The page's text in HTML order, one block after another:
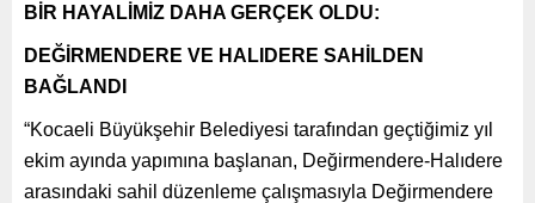
BİR HAYALİMİZ DAHA GERÇEK OLDU:
DEĞİRMENDERE VE HALIDERE SAHİLDEN
BAĞLANDI
“Kocaeli Büyükşehir Belediyesi tarafından geçtiğimiz yıl
ekim ayında yapımına başlanan, Değirmendere-Halıdere
arasındaki sahil düzenleme çalışmasıyla Değirmendere